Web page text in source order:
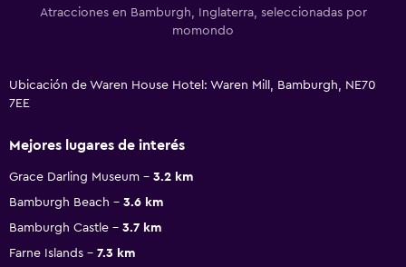
Atracciones en Bamburgh, Inglaterra, seleccionadas por
momondo
Ubicación de Waren House Hotel: Waren Mill, Bamburgh, NE70
7EE
Mejores lugares de interés
Grace Darling Museum
3.2 km
Bamburgh Beach
3.6 km
Bamburgh Castle
3.7 km
Farne Islands
7.3 km